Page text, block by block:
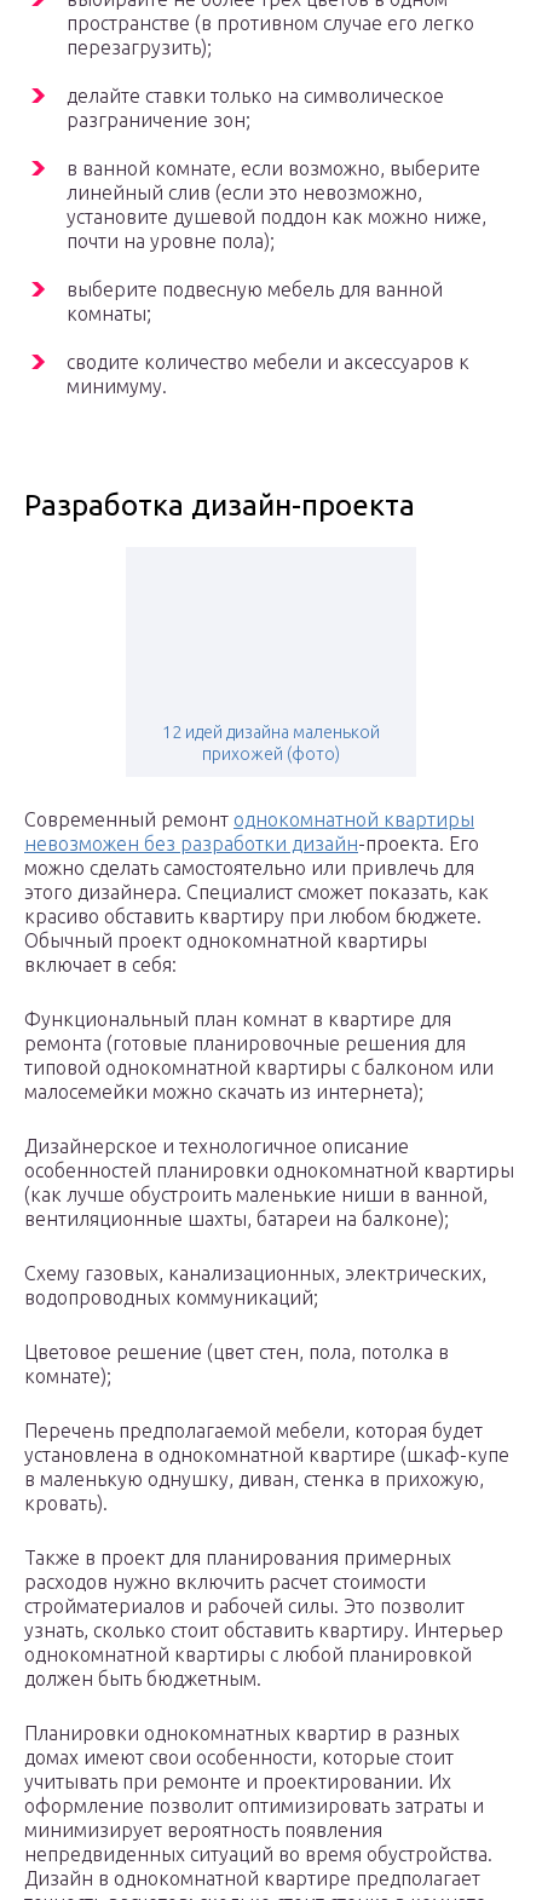
пространстве (в противном случае его легко
перезагрузить);
делайте ставки только на символическое
разграничение зон;
в ванной комнате, если возможно, выберите
линейный слив (если это невозможно,
установите душевой поддон как можно ниже,
почти на уровне пола);
выберите подвесную мебель для ванной
комнаты;
сводите количество мебели и аксессуаров к
минимуму.
Разработка дизайн-проекта
12 идей дизайна маленькой
прихожей (фото)
Современный ремонт однокомнатной квартиры
невозможен без разработки дизайн-проекта. Его
можно сделать самостоятельно или привлечь для
этого дизайнера. Специалист сможет показать, как
красиво обставить квартиру при любом бюджете.
Обычный проект однокомнатной квартиры
включает в себя:
Функциональный план комнат в квартире для
ремонта (готовые планировочные решения для
типовой однокомнатной квартиры с балконом или
малосемейки можно скачать из интернета);
Дизайнерское и технологичное описание
особенностей планировки однокомнатной квартиры
(как лучше обустроить маленькие ниши в ванной,
вентиляционные шахты, батареи на балконе);
Схему газовых, канализационных, электрических,
водопроводных коммуникаций;
Цветовое решение (цвет стен, пола, потолка в
комнате);
Перечень предполагаемой мебели, которая будет
установлена в однокомнатной квартире (шкаф-купе
в маленькую однушку, диван, стенка в прихожую,
кровать).
Также в проект для планирования примерных
расходов нужно включить расчет стоимости
стройматериалов и рабочей силы. Это позволит
узнать, сколько стоит обставить квартиру. Интерьер
однокомнатной квартиры с любой планировкой
должен быть бюджетным.
Планировки однокомнатных квартир в разных
домах имеют свои особенности, которые стоит
учитывать при ремонте и проектировании. Их
оформление позволит оптимизировать затраты и
минимизирует вероятность появления
непредвиденных ситуаций во время обустройства.
Дизайн в однокомнатной квартире предполагает